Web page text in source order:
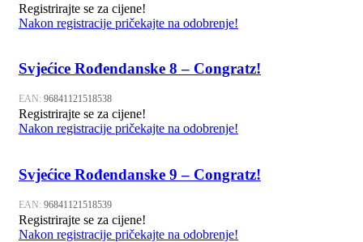
Registrirajte se za cijene!
Nakon registracije pričekajte na odobrenje!
Svjećice Rođendanske 8 – Congratz!
EAN: 96841121518538
Registrirajte se za cijene!
Nakon registracije pričekajte na odobrenje!
Svjećice Rođendanske 9 – Congratz!
EAN: 96841121518539
Registrirajte se za cijene!
Nakon registracije pričekajte na odobrenje!